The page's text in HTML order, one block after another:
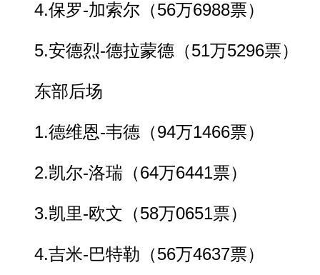
4.保罗-加索尔（56万6988票）
5.安德烈-德拉蒙德（51万5296票）
东部后场
1.德维恩-韦德（94万1466票）
2.凯尔-洛瑞（64万6441票）
3.凯里-欧文（58万0651票）
4.吉米-巴特勒（56万4637票）